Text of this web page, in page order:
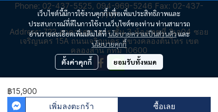
฿15,900
เพิ่มลงตะกร้า ซื้อเลย
เว็บไซต์นี้มีการใช้งานคุกกี้ เพื่อเพิ่มประสิทธิภาพและ
ประสบการณ์ที่ดีในการใช้งานเว็บไซต์ของท่าน ท่านสามารถ
อ่านรายละเอียดเพิ่มเติมได้ที่นโยบายความเป็นส่วนตัวและ
นโยบายคุกกี้
ตั้งค่าคุกกี้ ยอมรับทั้งหมด
Phone: 02-437-5525, 094-969-5246 Fax: 02-437-
7717
Address: 723 อาคารศุภาคาร ชั้น 3 ห้องเลขที่ 3เอ04 ซอย
เจริญนคร 15A ถนนเจริญนคร แขวงคลองต้นไทร เขต
คลองสาน กทม 10600
ผู้เข้าชมวันนี้183